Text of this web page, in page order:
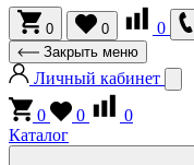
0 0 0
Закрыть меню
Личный кабинет
0
0
0
Каталог